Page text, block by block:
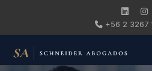
+56 2 3267